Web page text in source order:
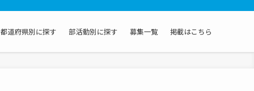
都道府県別に探す 部活動別に探す 募集一覧 掲載はこちら